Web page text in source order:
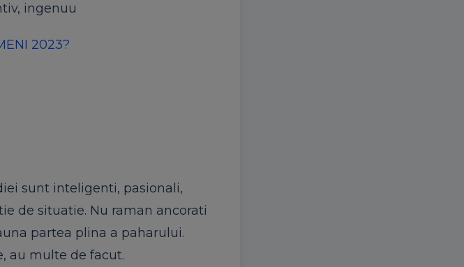
ingenuu
2023?
sunt inteligenti, pasionali,
de situatie. Nu raman ancorati
partea plina a paharului.
au multe de facut.